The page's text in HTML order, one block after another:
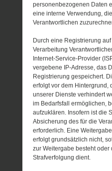
personenbezogenen Daten
eine interne Verwendung,
Verantwortlichen
Durch eine Registrierung
Verarbeitung
Internet-Service-Provider
vergebene IP-Adresse, das
Registrierung gespeichert.
erfolgt vor dem Hintergrund,
unserer Dienste verhindert
im Bedarfsfall ermöglichen,
aufzuklären. Insofern ist die
Absicherung des für die
erforderlich. Eine
erfolgt grundsätzlich nicht,
zur Weitergabe besteht oder
Strafverfolgung dient.